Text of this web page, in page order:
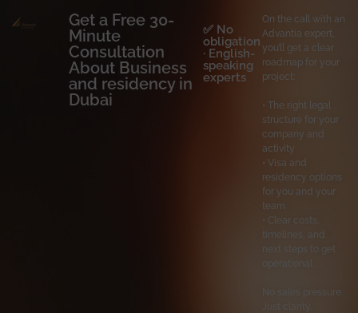
Get a Free 30-
Minute
Consultation
About Business
and residency in
Dubai
✅ No
obligation
· English-
speaking
experts
On the call with an
Advantia expert,
you’ll get a clear
roadmap for your
project:
• The right legal
structure for your
company and
activity
• Visa and
residency options
for you and your
team
• Clear costs,
timelines, and
next steps to get
operational
No sales pressure.
Just clarity.